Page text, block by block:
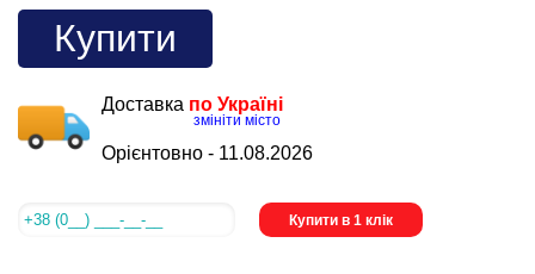
Купити
Доставка по Україні
змініти місто
Орієнтовно - 11.08.2026
Купити в 1 клік